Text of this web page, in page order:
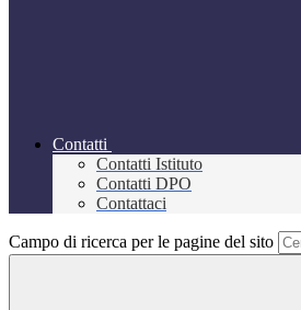
Contatti
Contatti Istituto
Contatti DPO
Contattaci
Campo di ricerca per le pagine del sito